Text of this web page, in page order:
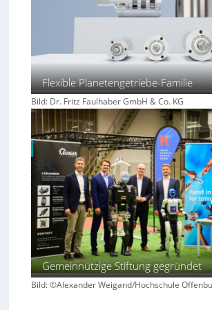
Flexible Planetengetriebe-Familie
Bild: Dr. Fritz Faulhaber GmbH & Co. KG
Gemeinnützige Stiftung gegründet
Bild: ©Alexander Weigand/Hochschule